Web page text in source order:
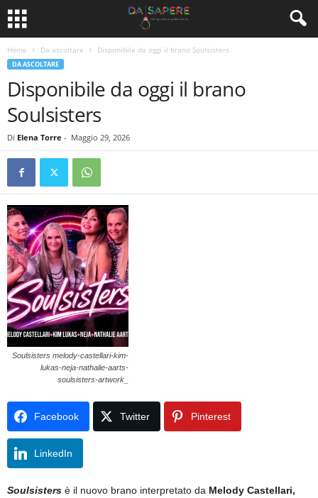
Home Da ascoltare Disponibile da oggi il brano Soulsisters
DA ASCOLTARE
Disponibile da oggi il brano
Soulsisters
Di Elena Torre - Maggio 29, 2026
Soulsisters melody-castellari-kim-
lukas-neja-nathalie-aarts-
soulsisters-artwork_
Facebook Twitter Pinterest
LinkedIn
Soulsisters è il nuovo brano interpretato da Melody Castellari,